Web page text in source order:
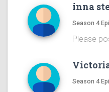
inna
Season 4
Please
Season 4